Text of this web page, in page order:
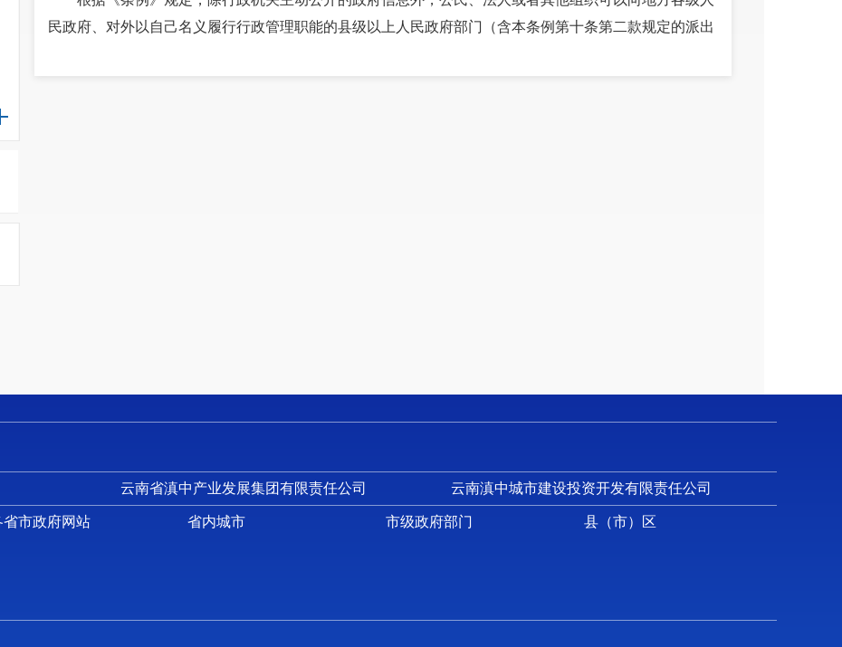
民政府、对外以自己名义履行行政管理职能的县级以上人民政府部门（含本条例第十条第二款规定的派出
行政机关精准查找；
3. 申请公开的政府信息的形式要求，包括获取信息的方式、途径。
2. 邮寄申请：通过信函方式提出申请的，请在信封注明“政府信息公开申请”字样，收件人填写为申请
云南省滇中产业发展集团有限责任公司 云南滇中城市建设投资开发有限责任公司
省市政府网站 省内城市 市级政府部门 县（市）区